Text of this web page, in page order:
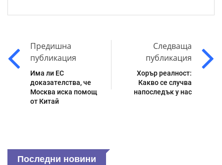
Предишна
публикация
Има ли ЕС
доказателства, че
Москва иска помощ
от Китай
Следваща
публикация
Хорър реалност:
Какво се случва
напоследък у нас
Последни новини